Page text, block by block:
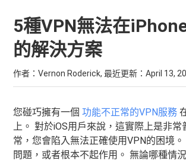
5種VPN無法在
的解決方案
作者：Vernon Roderick, 最近更新：April 13,
您碰巧擁有一個功能不正常的VPN服務
上。 對於iOS用戶來說，這實際上是非常
常，您會陷入無法正確使用VPN的困境
問題，或者根本不起作用。 無論哪種情